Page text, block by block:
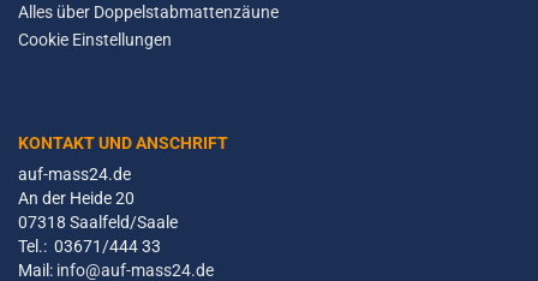
Alles über Doppelstabmattenzäune
Cookie Einstellungen
KONTAKT UND ANSCHRIFT
auf-mass24.de
An der Heide 20
07318 Saalfeld/Saale
Tel.: 03671/444 33
Mail: info@auf-mass24.de